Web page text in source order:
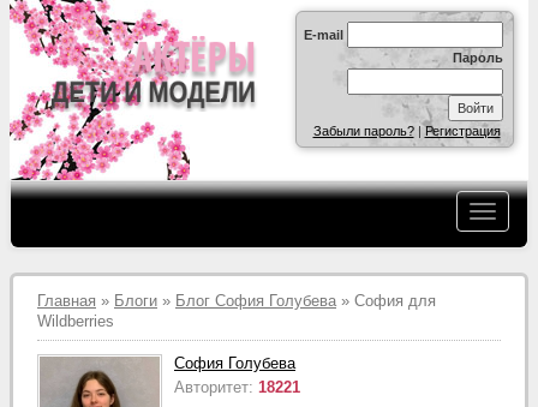
E-mail
Пароль
Забыли пароль?|Регистрация
Главная » Блоги » Блог София Голубева » София для
Wildberries
София Голубева
Авторитет: 18221